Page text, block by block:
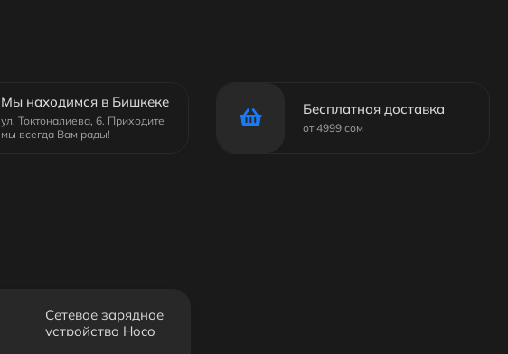
Мы находимся в Бишкеке
ул. Токтоналиева, 6. Приходите
мы всегда Вам рады!
Бесплатная доставка
от 4999 сом
Сетевое зарядное
устройство Hoco